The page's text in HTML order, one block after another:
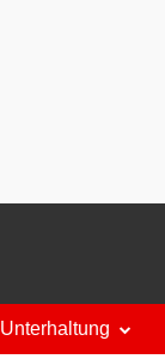
Unterhaltung